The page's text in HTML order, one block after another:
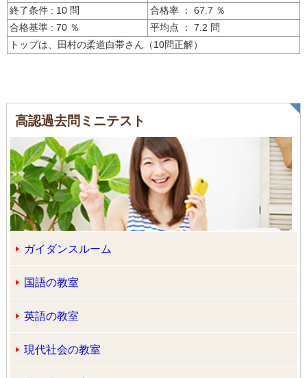
高認過去問ミニテスト
ガイダンスルーム
国語の教室
英語の教室
現代社会の教室